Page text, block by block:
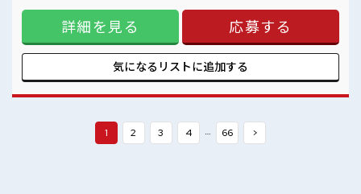
高収入もバッチリ目指せますよ！
トが充実する≫ 場合によってはお願いすることもあります
が、 残業はほとんどナシ！ ≪機能的な制服アリ≫ 制服がある
ので、 毎日の服装の悩み解消♪ ≪自分に合った期間で働ける
≫ 福利厚生が整った派遣のお仕事です！ ■職場の雰囲気 休憩
室で楽しくおしゃべり！ ストレス解消☆ ロッカーあり！ 安心
してお仕事に集中♪ 残業はほとんどありません！ 高収入もバ
詳細を見る 応募する
気になるリストに追加する
1 2 3 4 … 66 >